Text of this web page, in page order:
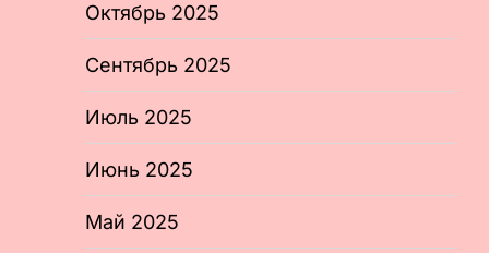
Октябрь 2025
Сентябрь 2025
Июль 2025
Июнь 2025
Май 2025